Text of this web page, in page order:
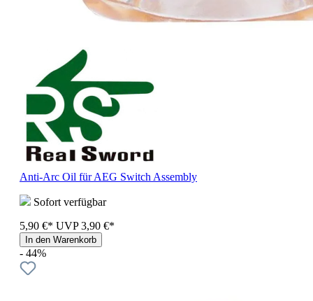
Anti-Arc Oil für AEG Switch Assembly
Sofort verfügbar
5,90 €* UVP 3,90 €*
In den Warenkorb
- 44%